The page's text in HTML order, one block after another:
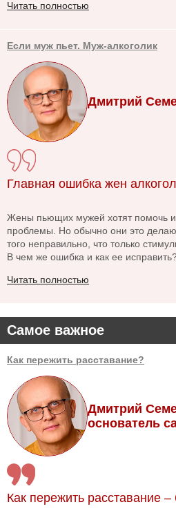
Самое важное
Как пережить расставание?
Дмитрий
основатель
Как пережить расставание –
Читать полностью
Если муж пьет. Муж-алкоголик
Дмитрий
Главная ошибка жен
Жены пьющих мужей хотят помочь
проблемы. Но обычно они это
того неправильно, что только
В чем же ошибка и как ее
Читать полностью